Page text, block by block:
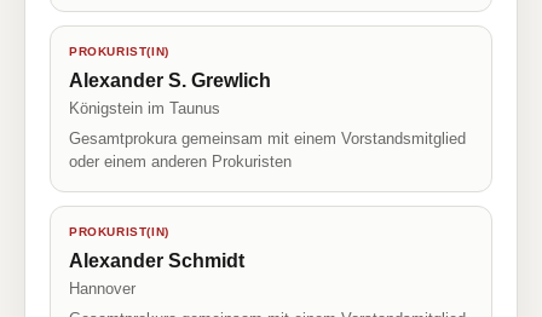
PROKURIST(IN)
Alexander S. Grewlich
Königstein im Taunus
Gesamtprokura gemeinsam mit einem Vorstandsmitglied
oder einem anderen Prokuristen
PROKURIST(IN)
Alexander Schmidt
Hannover